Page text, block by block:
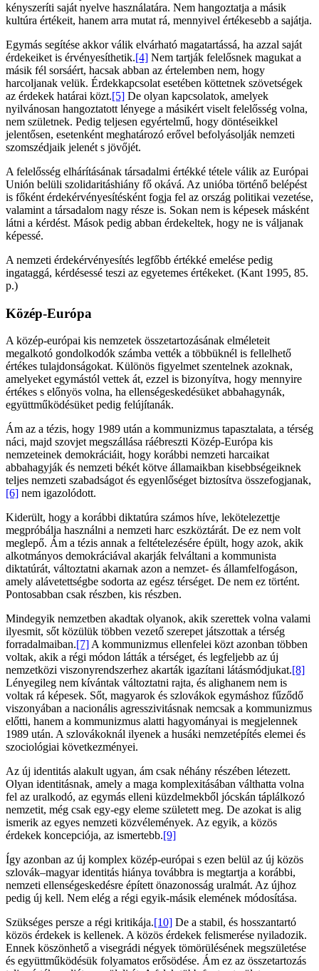
kényszeríti saját nyelve használatára. Nem hangoztatja a másik
kultúra értékeit, hanem arra mutat rá, mennyivel értékesebb a sajátja.
Egymás segítése akkor válik elvárható magatartássá, ha azzal saját
érdekeiket is érvényesíthetik.[4] Nem tartják felelősnek magukat a
másik fél sorsáért, hacsak abban az értelemben nem, hogy
harcoljanak velük. Érdekkapcsolat esetében köttetnek szövetségek
az érdekek határai közt.[5] De olyan kapcsolatok, amelyek
nyilvánosan hangoztatott lényege a másikért viselt felelősség volna,
nem születnek. Pedig teljesen egyértelmű, hogy döntéseikkel
jelentősen, esetenként meghatározó erővel befolyásolják nemzeti
szomszédjaik jelenét s jövőjét.
A felelősség elhárításának társadalmi értékké tétele válik az Európai
Unión belüli szolidaritáshiány fő okává. Az unióba történő belépést
is főként érdekérvényesítésként fogja fel az ország politikai vezetése,
valamint a társadalom nagy része is. Sokan nem is képesek másként
látni a kérdést. Mások pedig abban érdekeltek, hogy ne is váljanak
képessé.
A nemzeti érdekérvényesítés legfőbb értékké emelése pedig
ingataggá, kérdésessé teszi az egyetemes értékeket. (Kant 1995, 85.
p.)
Közép-Európa
A közép-európai kis nemzetek összetartozásának elméleteit
megalkotó gondolkodók számba vették a többüknél is fellelhető
értékes tulajdonságokat. Különös figyelmet szentelnek azoknak,
amelyeket egymástól vettek át, ezzel is bizonyítva, hogy mennyire
értékes s előnyös volna, ha ellenségeskedésüket abbahagynák,
együttműködésüket pedig felújítanák.
Ám az a tézis, hogy 1989 után a kommunizmus tapasztalata, a térség
náci, majd szovjet megszállása ráébreszti Közép-Európa kis
nemzeteinek demokráciáit, hogy korábbi nemzeti harcaikat
abbahagyják és nemzeti békét kötve államaikban kisebbségeiknek
teljes nemzeti szabadságot és egyenlőséget biztosítva összefogjanak,
[6] nem igazolódott.
Kiderült, hogy a korábbi diktatúra számos híve, lekötelezettje
megpróbálja használni a nemzeti harc eszköztárát. De ez nem volt
meglepő. Ám a tézis annak a feltételezésére épült, hogy azok, akik
alkotmányos demokráciával akarják felváltani a kommunista
diktatúrát, változtatni akarnak azon a nemzet- és államfelfogáson,
amely alávetettségbe sodorta az egész térséget. De nem ez történt.
Pontosabban csak részben, kis részben.
Mindegyik nemzetben akadtak olyanok, akik szerettek volna valami
ilyesmit, sőt közülük többen vezető szerepet játszottak a térség
forradalmaiban.[7] A kommunizmus ellenfelei közt azonban többen
voltak, akik a régi módon látták a térséget, és legfeljebb az új
nemzetközi viszonyrendszerhez akarták igazítani látásmódjukat.[8]
Lényegileg nem kívántak változtatni rajta, és alighanem nem is
voltak rá képesek. Sőt, magyarok és szlovákok egymáshoz fűződő
viszonyában a nacionális agresszivitásnak nemcsak a kommunizmus
előtti, hanem a kommunizmus alatti hagyományai is megjelennek
1989 után. A szlovákoknál ilyenek a husáki nemzetépítés elemei és
szociológiai következményei.
Az új identitás alakult ugyan, ám csak néhány részében létezett.
Olyan identitásnak, amely a maga komplexitásában válthatta volna
fel az uralkodó, az egymás elleni küzdelmekből jócskán táplálkozó
nemzetit, még csak egy-egy eleme született meg. De azokat is alig
ismerik az egyes nemzeti közvélemények. Az egyik, a közös
érdekek koncepciója, az ismertebb.[9]
Így azonban az új komplex közép-európai s ezen belül az új közös
szlovák–magyar identitás hiánya továbbra is megtartja a korábbi,
nemzeti ellenségeskedésre épített önazonosság uralmát. Az újhoz
pedig új kell. Nem elég a régi egyik-másik elemének módosítása.
Szükséges persze a régi kritikája.[10] De a stabil, és hosszantartó
közös érdekek is kellenek. A közös érdekek felismerése nyiladozik.
Ennek köszönhető a visegrádi négyek tömörülésének megszületése
és együttműködésük folyamatos erősödése. Ám ez az összetartozás